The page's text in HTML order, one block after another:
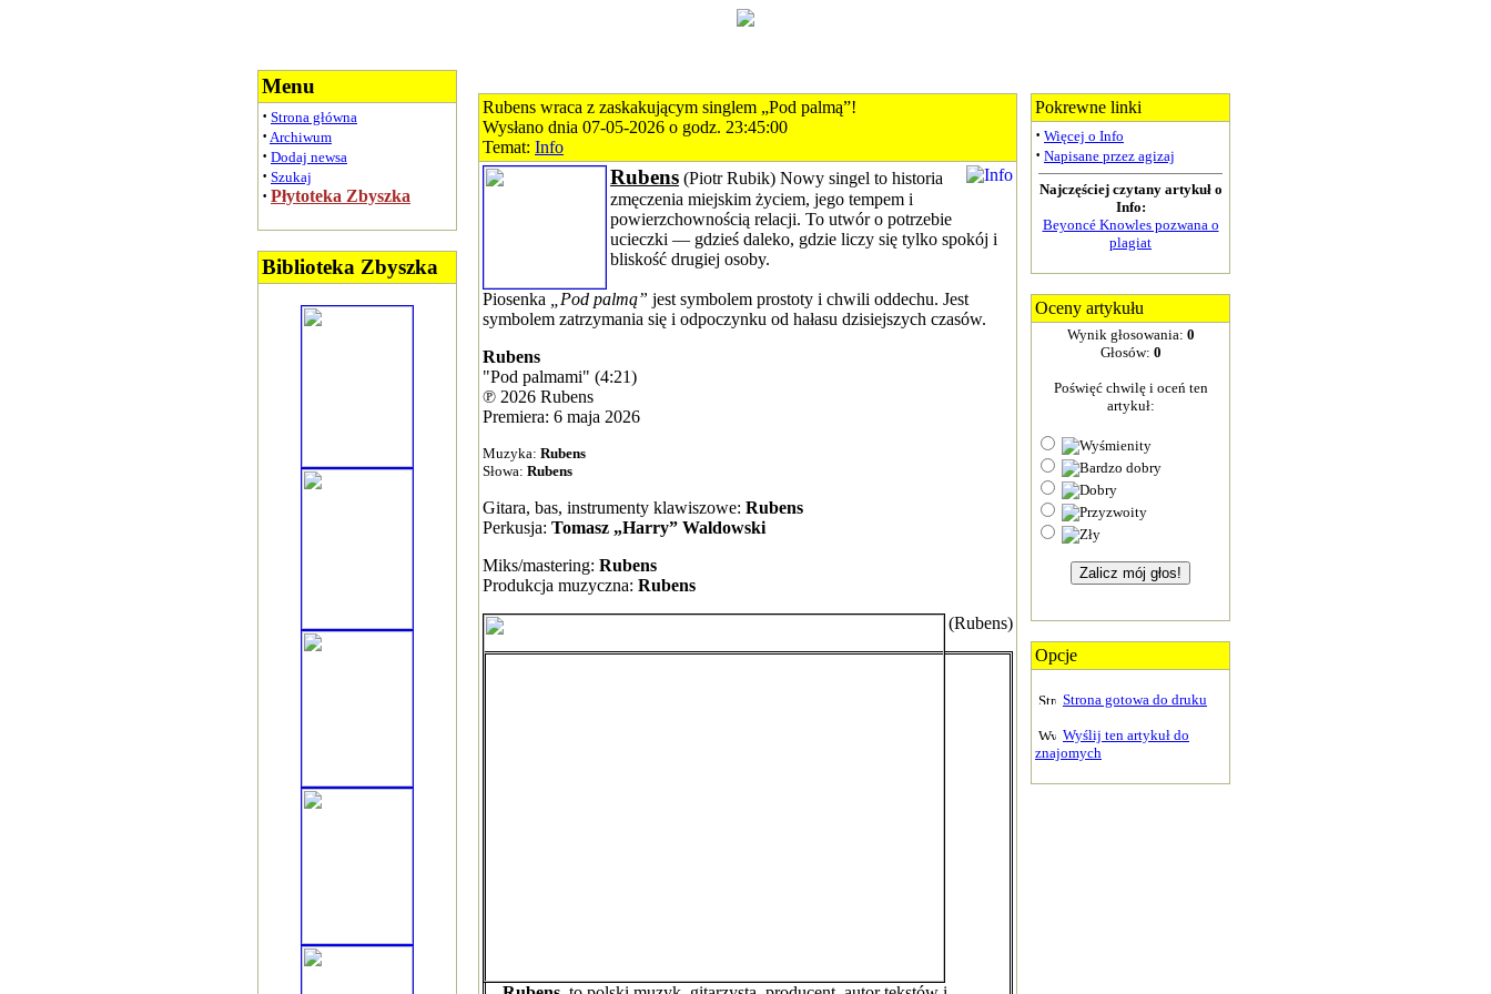
Menu
· Strona główna
· Archiwum
· Dodaj newsa
· Szukaj
· Płytoteka Zbyszka
Biblioteka Zbyszka
Rubens wraca z zaskakującym singlem „Pod palmą”!
Wysłano dnia 07-05-2026 o godz. 23:45:00
Temat: Info
Rubens (Piotr Rubik) Nowy singel to historia
zmęczenia miejskim życiem, jego tempem i
powierzchownością relacji. To utwór o potrzebie
ucieczki — gdzieś daleko, gdzie liczy się tylko spokój i
bliskość drugiej osoby.
Piosenka „Pod palmą” jest symbolem prostoty i chwili oddechu. Jest
symbolem zatrzymania się i odpoczynku od hałasu dzisiejszych czasów.
Rubens
"Pod palmami" (4:21)
℗ 2026 Rubens
Premiera: 6 maja 2026
Muzyka: Rubens
Słowa: Rubens
Gitara, bas, instrumenty klawiszowe: Rubens
Perkusja: Tomasz „Harry” Waldowski
Miks/mastering: Rubens
Produkcja muzyczna: Rubens
(Rubens)
Pokrewne linki
· Więcej o Info
· Napisane przez agizaj
Najczęściej czytany artykuł o
Info:
Beyoncé Knowles pozwana o
plagiat
Oceny artykułu
Wynik głosowania: 0
Głosów: 0
Poświęć chwilę i oceń ten
artykuł:
Opcje
Strona gotowa do druku
Wyślij ten artykuł do
znajomych